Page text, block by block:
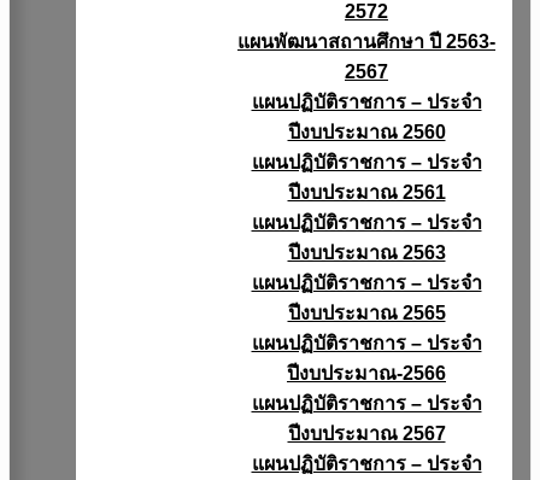
2572
แผนพัฒนาสถานศึกษา ปี 2563-
2567
แผนปฏิบัติราชการ – ประจำ
ปีงบประมาณ 2560
แผนปฏิบัติราชการ – ประจำ
ปีงบประมาณ 2561
แผนปฏิบัติราชการ – ประจำ
ปีงบประมาณ 2563
แผนปฏิบัติราชการ – ประจำ
ปีงบประมาณ 2565
แผนปฏิบัติราชการ – ประจำ
ปีงบประมาณ-2566
แผนปฏิบัติราชการ – ประจำ
ปีงบประมาณ 2567
แผนปฏิบัติราชการ – ประจำ